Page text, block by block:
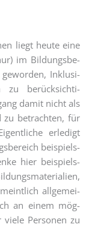
liegt heu­te eine
im Bil­dungs­be­
gewor­den, Inklu­si­
zu berück­sich­ti­
damit nicht als
zu betrach­ten, für
erle­digt
bei­spiels­
hier bei­spiels­
all­ge­mei­
an einem mög­
Per­so­nen zu